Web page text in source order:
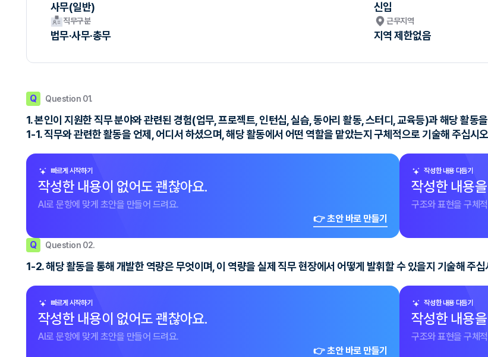
사무(일반) 신입
직무구분
법무·사무·총무
근무지역
지역 제한없음
Q Question 01.
1. 본인이 지원한 직무 분야와 관련된 경험(업무, 프로젝트, 인턴십, 실습, 동아리 활동, 스터디, 교육등)과 해당 활동
1-1. 직무와 관련한 활동을 언제, 어디서 하셨으며, 해당 활동에서 어떤 역할을 맡았는지 구체적으로 기술해 주십시
빠르게 시작하기
작성한 내용이 없어도 괜찮아요.
AI로 문항에 맞게 초안을 만들어 드려요.
👉 초안 바로 만들기
작성한 내용 다듬기
작성한 내용
구조와 표현을 구체
Q Question 02.
1-2. 해당 활동을 통해 개발한 역량은 무엇이며, 이 역량을 실제 직무 현장에서 어떻게 발휘할 수 있을지 기술해 주십
빠르게 시작하기
작성한 내용이 없어도 괜찮아요.
AI로 문항에 맞게 초안을 만들어 드려요.
👉 초안 바로 만들기
작성한 내용 다듬기
작성한 내용
구조와 표현을 구체